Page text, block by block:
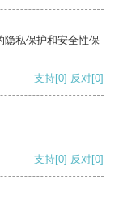
隐私保护和安全性保
支持[0] 反对[0]
支持[0] 反对[0]